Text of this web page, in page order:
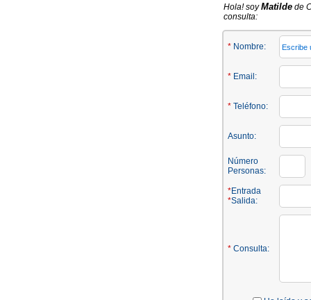
Hola! soyMatilde de
consulta:
* Nombre:
* Email:
* Teléfono:
Asunto:
Número
Personas:
*Entrada
*Salida:
* Consulta: